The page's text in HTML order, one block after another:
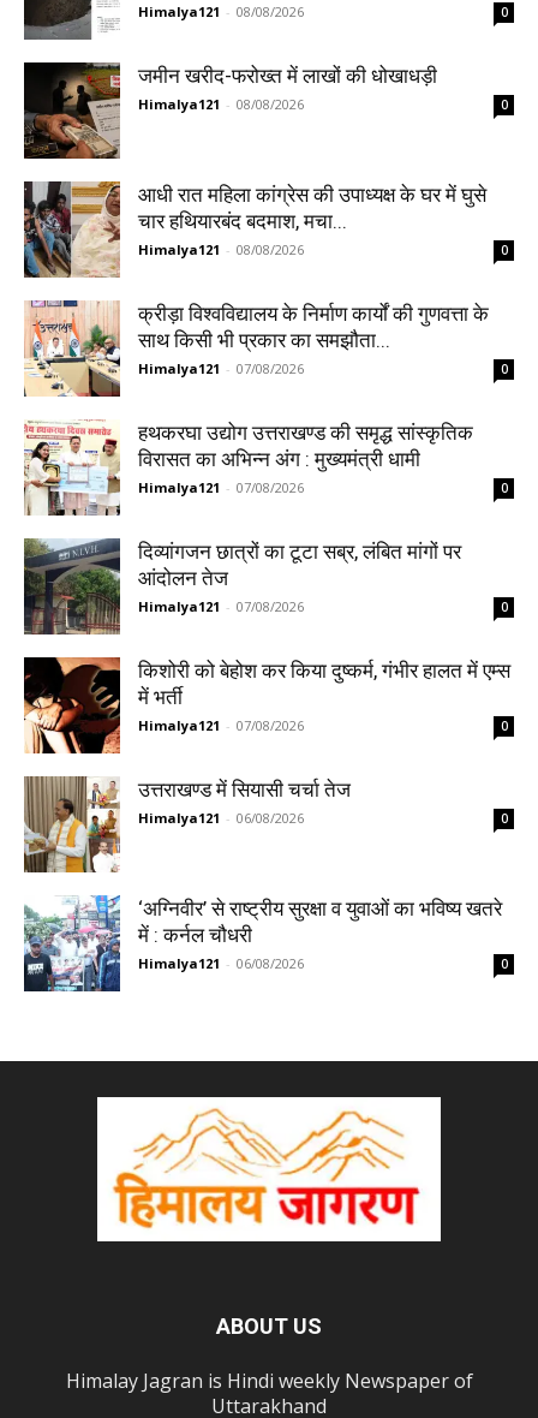
Himalya121 - 08/08/2026 0
जमीन खरीद-फरोख्त में लाखों की धोखाधड़ी
Himalya121 - 08/08/2026 0
आधी रात महिला कांग्रेस की उपाध्यक्ष के घर में घुसे
चार हथियारबंद बदमाश, मचा...
Himalya121 - 08/08/2026 0
क्रीड़ा विश्वविद्यालय के निर्माण कार्यों की गुणवत्ता के
साथ किसी भी प्रकार का समझौता...
Himalya121 - 07/08/2026 0
हथकरघा उद्योग उत्तराखण्ड की समृद्ध सांस्कृतिक
विरासत का अभिन्न अंग : मुख्यमंत्री धामी
Himalya121 - 07/08/2026 0
दिव्यांगजन छात्रों का टूटा सब्र, लंबित मांगों पर
आंदोलन तेज
Himalya121 - 07/08/2026 0
किशोरी को बेहोश कर किया दुष्कर्म, गंभीर हालत में एम्स
में भर्ती
Himalya121 - 07/08/2026 0
उत्तराखण्ड में सियासी चर्चा तेज
Himalya121 - 06/08/2026 0
‘अग्निवीर’ से राष्ट्रीय सुरक्षा व युवाओं का भविष्य खतरे
में : कर्नल चौधरी
Himalya121 - 06/08/2026 0
ABOUT US
Himalay Jagran is Hindi weekly Newspaper of
Uttarakhand